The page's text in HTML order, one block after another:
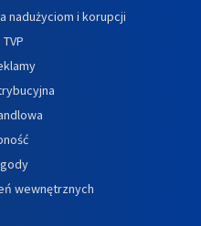
nadużyciom i korupcji
wewnętrznych